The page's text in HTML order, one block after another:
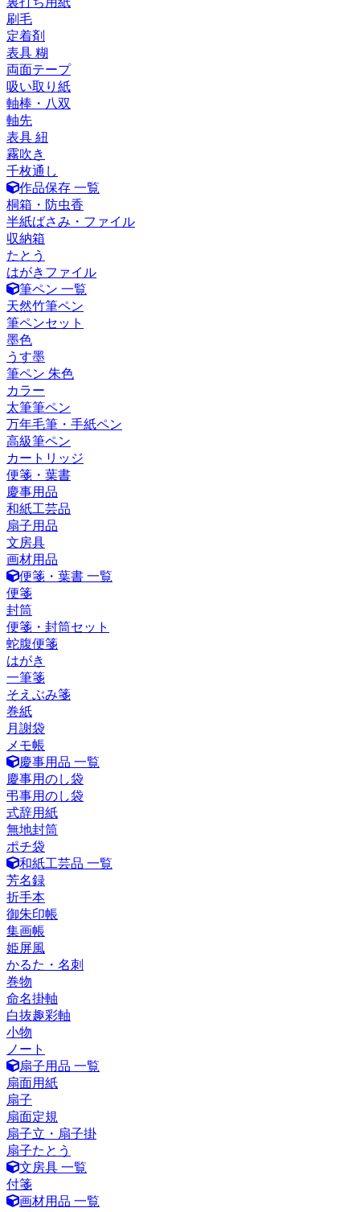
刷毛
定着剤
表具 糊
両面テープ
吸い取り紙
軸棒・八双
軸先
表具 紐
霧吹き
千枚通し
作品保存 一覧
桐箱・防虫香
半紙ばさみ・ファイル
収納箱
たとう
はがきファイル
筆ペン 一覧
天然竹筆ペン
筆ペンセット
墨色
うす墨
筆ペン 朱色
カラー
太筆筆ペン
万年毛筆・手紙ペン
高級筆ペン
カートリッジ
便箋・葉書
慶事用品
和紙工芸品
扇子用品
文房具
画材用品
便箋・葉書 一覧
便箋
封筒
便箋・封筒セット
蛇腹便箋
はがき
一筆箋
そえぶみ箋
巻紙
月謝袋
メモ帳
慶事用品 一覧
慶事用のし袋
弔事用のし袋
式辞用紙
無地封筒
ポチ袋
和紙工芸品 一覧
芳名録
折手本
御朱印帳
集画帳
姫屏風
かるた・名刺
巻物
命名掛軸
白抜趣彩軸
小物
ノート
扇子用品 一覧
扇面用紙
扇子
扇面定規
扇子立・扇子掛
扇子たとう
文房具 一覧
付箋
画材用品 一覧